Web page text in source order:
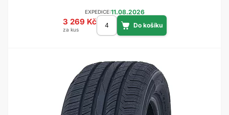
EXPEDICE:11.08.2026
3 269 Kč
za kus